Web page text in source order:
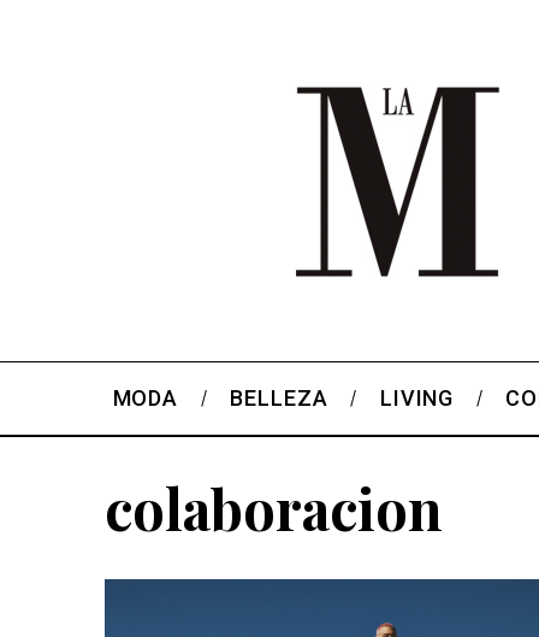
MODA BELLEZA LIVING
colaboracion